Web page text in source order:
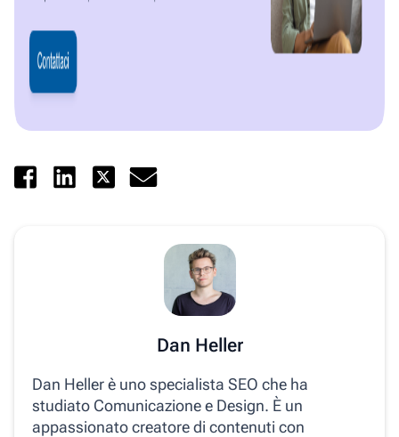
Dan Heller
Dan Heller è uno specialista SEO che ha
studiato Comunicazione e Design. È un
appassionato creatore di contenuti con